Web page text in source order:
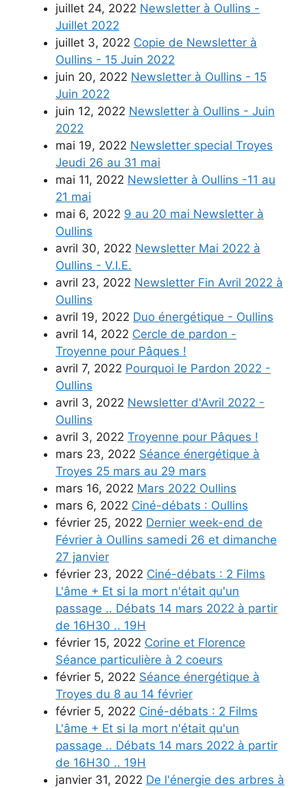
juillet 24, 2022 Newsletter à Oullins -
Juillet 2022
juillet 3, 2022 Copie de Newsletter à
Oullins - 15 Juin 2022
juin 20, 2022 Newsletter à Oullins - 15
Juin 2022
juin 12, 2022 Newsletter à Oullins - Juin
2022
mai 19, 2022 Newsletter special Troyes
Jeudi 26 au 31 mai
mai 11, 2022 Newsletter à Oullins -11 au
21 mai
mai 6, 2022 9 au 20 mai Newsletter à
Oullins
avril 30, 2022 Newsletter Mai 2022 à
Oullins - V.I.E.
avril 23, 2022 Newsletter Fin Avril 2022 à
Oullins
avril 19, 2022 Duo énergétique - Oullins
avril 14, 2022 Cercle de pardon -
Troyenne pour Pâques !
avril 7, 2022 Pourquoi le Pardon 2022 -
Oullins
avril 3, 2022 Newsletter d'Avril 2022 -
Oullins
avril 3, 2022 Troyenne pour Pâques !
mars 23, 2022 Séance énergétique à
Troyes 25 mars au 29 mars
mars 16, 2022 Mars 2022 Oullins
mars 6, 2022 Ciné-débats : Oullins
février 25, 2022 Dernier week-end de
Février à Oullins samedi 26 et dimanche
27 janvier
février 23, 2022 Ciné-débats : 2 Films
L'âme + Et si la mort n'était qu'un
passage .. Débats 14 mars 2022 à partir
de 16H30 .. 19H
février 15, 2022 Corine et Florence
Séance particulière à 2 coeurs
février 5, 2022 Séance énergétique à
Troyes du 8 au 14 février
février 5, 2022 Ciné-débats : 2 Films
L'âme + Et si la mort n'était qu'un
passage .. Débats 14 mars 2022 à partir
de 16H30 .. 19H
janvier 31, 2022 De l'énergie des arbres à